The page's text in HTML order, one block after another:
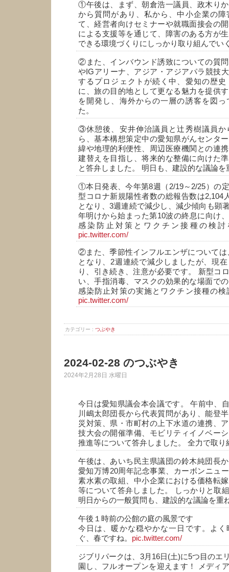
①午後は、まず、朝倉浩一議員、政木り
から質問があり、私から、中小企業の
て、経営者向けセミナーや就職面接会の
による支援等を通じて、障害のある方が
できる環境づくりにしっかり取り組んでい
②また、インバウンド誘致についての質
やIGアリーナ、アジア・アジアパラ競技
するプロジェクトが続く中、愛知の歴
に、旅の目的地として更なる魅力を提供
を開発し、海外からの一層の誘客を図
た。
③休憩後、安井伸治議員と辻秀樹議員か
ら、基本構想策定中の愛知県がんセンタ
緯や地理的利便性、周辺医療機関との連
建替えを目指し、将来的な整備に向けた
と答弁しました。 明日も、建設的な議論を
①本日発表、今年第8週（2/19～2/25）の
型コロナ新規陽性者数の総報告数は2,104
となり、3週連続で減少し、減少傾向も顕
年明けから始まった第10波の終息に向け
感染防止対策とワクチン接種の検
pic.twitter.com/
②また、季節性インフルエンザについては
となり、2週連続で減少しましたが、現
り、引き続き、注意が必要です。 新型コ
い、手指消毒、マスクの効果的な場面で
感染防止対策の実施とワクチン接種の
pic.twitter.com/
カテゴリー : つぶやき
2024-02-28 のつぶやき
2024年2月28日 水曜日
今日は愛知県議会本会議です。 午前中、
川嶋太郎団長から代表質問があり、能登
災対策、県・市町村の上下水道の連携、
技大会の開催準備、モビリティイノベー
推進等について答弁しました。 全力で取り
午後は、あいち民主県議団の鈴木純団長
愛知万博20周年記念事業、カーボンニュ
素水素の取組、中小企業における価格転
等について答弁しました。 しっかりと取
明日からの一般質問も、建設的な議論を重
午後１時前の公館の庭の風景です
今日は、暖かな穏やかな一日です。よ
ぐ、春ですね。 pic.twitter.com/
ジブリパークは、3月16日(土)に5つ目のエ
園し、フルオープンを迎えます！ メディ